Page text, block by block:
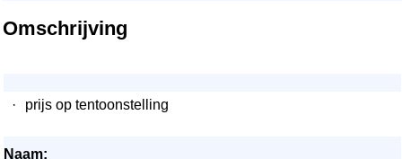
Omschrijving
· prijs op tentoonstelling
Naam: